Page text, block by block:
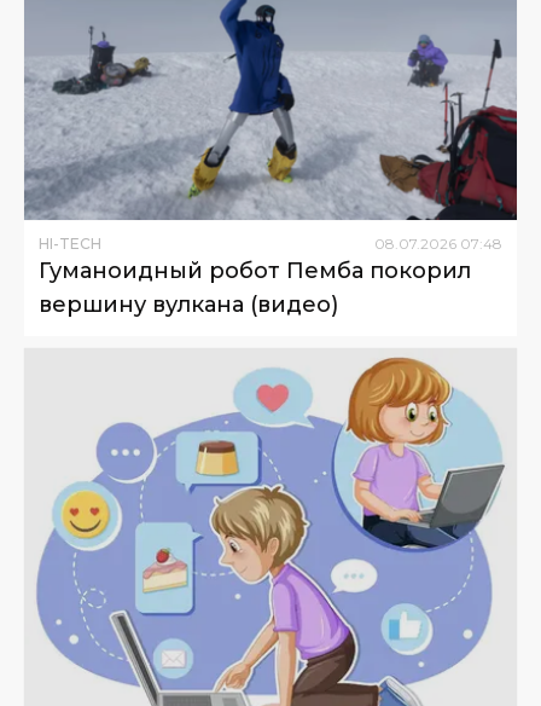
HI-TECH 08.07.2026 07:48
Гуманоидный робот Пемба покорил
вершину вулкана (видео)